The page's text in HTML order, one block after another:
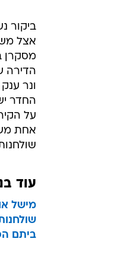
ביקור
אצל
מסקרן
הדירה
ונר
החדר
אחת
עוד
מישל
ביתם